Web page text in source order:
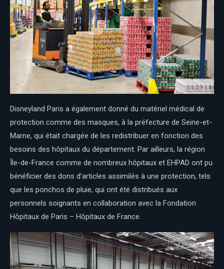
Disneyland Paris a également donné du matériel médical de
protection comme des masques, à la préfecture de Seine-et-
Marne, qui était chargée de les redistribuer en fonction des
besoins des hôpitaux du département. Par ailleurs, la région
Île-de-France comme de nombreux hôpitaux et EHPAD ont pu
bénéficier des dons d’articles assimilés à une protection, tels
que les ponchos de pluie, qui ont été distribués aux
personnels soignants en collaboration avec la Fondation
Hôpitaux de Paris – Hôpitaux de France.